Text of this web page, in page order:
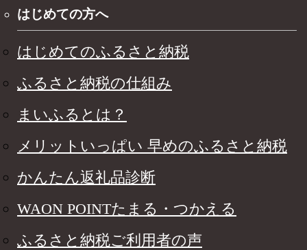
はじめての方へ
はじめてのふるさと納税
ふるさと納税の仕組み
まいふるとは？
メリットいっぱい 早めのふるさと納税
かんたん返礼品診断
WAON POINTたまる・つかえる
ふるさと納税ご利用者の声